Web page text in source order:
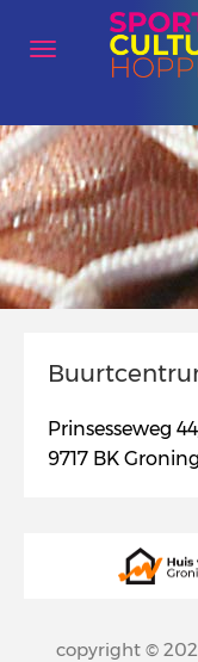
Prinsesseweg
9717 BK
copyright ©